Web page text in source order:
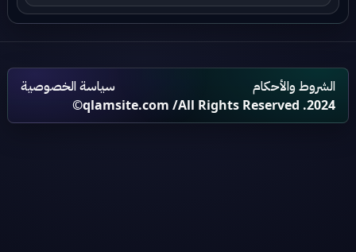
الشروط والأحكام
سياسة الخصوصية